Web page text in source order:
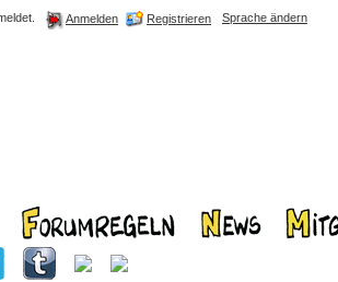
Anmelden Registrieren Sprache ändern